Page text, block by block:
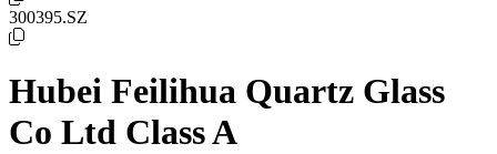
300395.SZ
Hubei Feilihua Quartz Glass
Co Ltd Class A